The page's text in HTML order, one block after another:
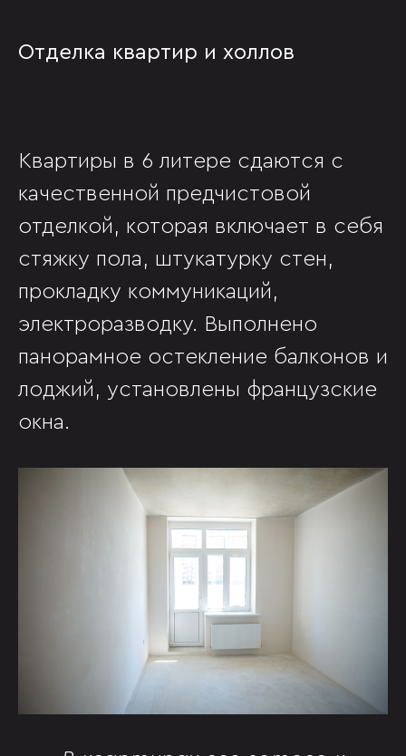
Отделка квартир и холлов
Квартиры в 6 литере сдаются с
качественной предчистовой
отделкой, которая включает в себя
стяжку пола, штукатурку стен,
прокладку коммуникаций,
электроразводку. Выполнено
панорамное остекление балконов и
лоджий, установлены французские
окна.